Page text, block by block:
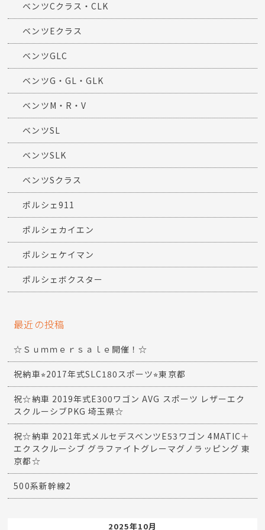
ベンツCクラス・CLK
ベンツEクラス
ベンツGLC
ベンツG・GL・GLK
ベンツM・R・V
ベンツSL
ベンツSLK
ベンツSクラス
ポルシェ911
ポルシェカイエン
ポルシェケイマン
ポルシェボクスター
最近の投稿
☆Ｓｕｍｍｅｒｓａｌｅ開催！☆
祝納車⭐︎2017年式SLC180スポーツ⭐︎東京都
祝☆納車 2019年式E300ワゴン AVG スポーツ レザーエク
スクルーシブPKG 埼玉県☆
祝☆納車 2021年式メルセデスベンツE53ワゴン 4MATIC＋
エクスクルーシブ グラファイトグレーマグノラッピング 東
京都☆
500系新幹線2
2025年10月